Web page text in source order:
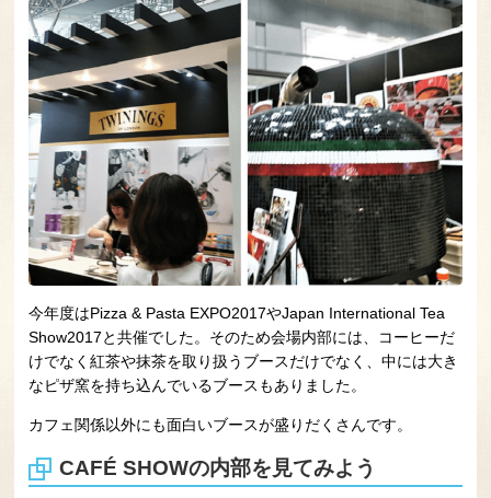
今年度はPizza & Pasta EXPO2017やJapan International Tea
Show2017と共催でした。そのため会場内部には、コーヒーだ
けでなく紅茶や抹茶を取り扱うブースだけでなく、中には大き
なピザ窯を持ち込んでいるブースもありました。
カフェ関係以外にも面白いブースが盛りだくさんです。
CAFÉ SHOWの内部を見てみよう